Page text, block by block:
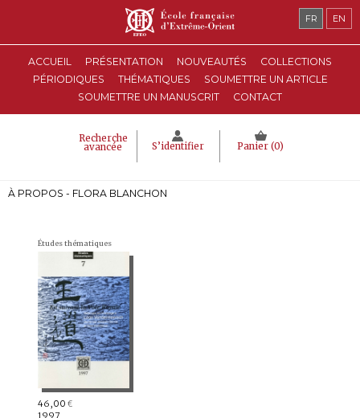
ACCUEIL PRÉSENTATION NOUVEAUTÉS
COLLECTIONS
PÉRIODIQUES
THÉMATIQUES
SOUMETTRE UN ARTICLE
SOUMETTRE UN MANUSCRIT
CONTACT
Recherche
avancée S’identifier Panier (0)
FR EN
À PROPOS - FLORA BLANCHON
Études thématiques
46,00 €
1997